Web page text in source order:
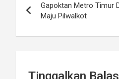
a
m
r
o
k
p
p
pos
Gapoktan Metro Timur
Maju Pilwalkot
Tinggalkan